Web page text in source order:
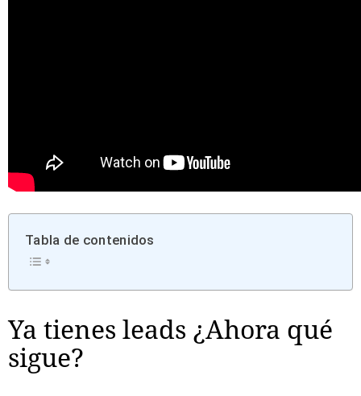
Tabla de contenidos
Ya tienes leads ¿Ahora qué
sigue?